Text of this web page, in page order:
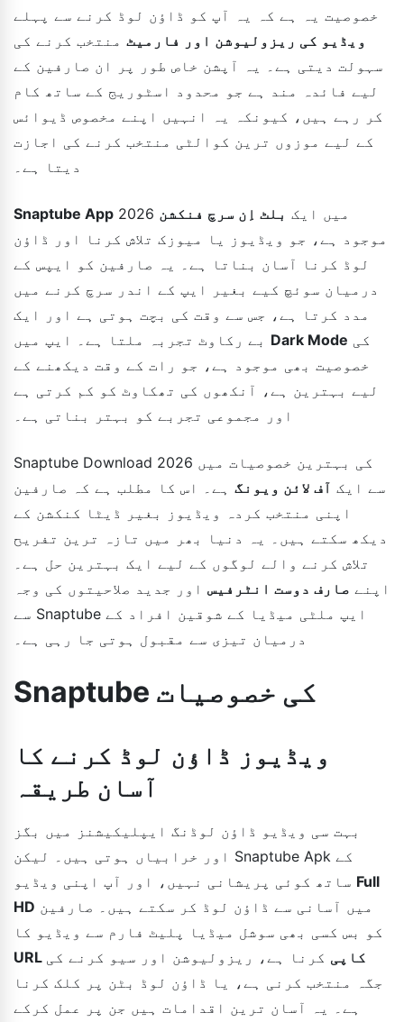
خصوصیت یہ ہے کہ یہ آپ کو ڈاؤن لوڈ کرنے سے پہلے
ویڈیو کی ریزولیوشن اور فارمیٹ منتخب کرنے کی
سہولت دیتی ہے۔ یہ آپشن خاص طور پر ان صارفین کے
لیے فائدہ مند ہے جو محدود اسٹوریج کے ساتھ کام
کر رہے ہیں، کیونکہ یہ انہیں اپنے مخصوص ڈیوائس
کے لیے موزوں ترین کوالٹی منتخب کرنے کی اجازت
دیتا ہے۔
Snaptube App 2026 میں ایک بلٹ اِن سرچ فنکشن
موجود ہے، جو ویڈیوز یا میوزک تلاش کرنا اور ڈاؤن
لوڈ کرنا آسان بناتا ہے۔ یہ صارفین کو ایپس کے
درمیان سوئچ کیے بغیر ایپ کے اندر سرچ کرنے میں
مدد کرتا ہے، جس سے وقت کی بچت ہوتی ہے اور ایک
Dark Mode
خصوصیت بھی موجود ہے، جو رات کے وقت دیکھنے کے
لیے بہترین ہے، آنکھوں کی تھکاوٹ کو کم کرتی ہے
اور مجموعی تجربے کو بہتر بناتی ہے۔
Snaptube Download 2026 کی بہترین خصوصیات میں
سے ایک آف لائن ویونگ ہے۔ اس کا مطلب ہے کہ صارفین
اپنی منتخب کردہ ویڈیوز بغیر ڈیٹا کنکشن کے
دیکھ سکتے ہیں۔ یہ دنیا بھر میں تازہ ترین تفریح
تلاش کرنے والے لوگوں کے لیے ایک بہترین حل ہے۔
اپنے صارف دوست انٹرفیس اور جدید صلاحیتوں کی وجہ
سے Snaptube ایپ ملٹی میڈیا کے شوقین افراد کے
درمیان تیزی سے مقبول ہوتی جا رہی ہے۔
Snaptube کی خصوصیات
ویڈیوز ڈاؤن لوڈ کرنے کا
آسان طریقہ
بہت سی ویڈیو ڈاؤن لوڈنگ ایپلیکیشنز میں بگز
اور خرابیاں ہوتی ہیں۔ لیکن Snaptube Apk کے
Full
HD
کو بس کسی بھی سوشل میڈیا پلیٹ فارم سے ویڈیو کا
URL کاپی کرنا ہے، ریزولیوشن اور سیو کرنے کی
جگہ منتخب کرنی ہے، یا ڈاؤن لوڈ بٹن پر کلک کرنا
ہے۔ یہ آسان ترین اقدامات ہیں جن پر عمل کرکے